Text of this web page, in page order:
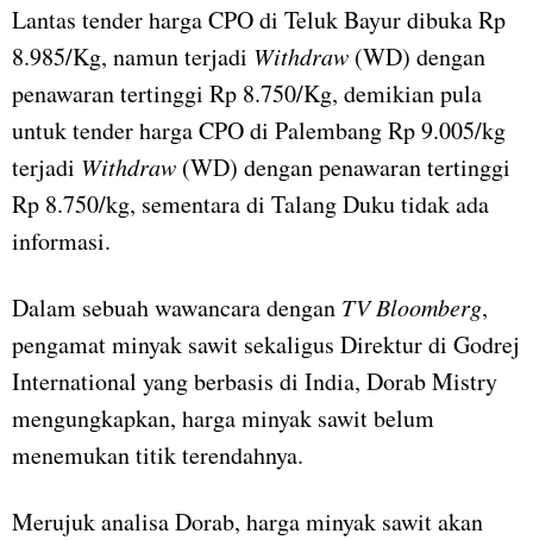
Lantas tender harga CPO di Teluk Bayur dibuka Rp
8.985/Kg, namun terjadi Withdraw (WD) dengan
penawaran tertinggi Rp 8.750/Kg, demikian pula
untuk tender harga CPO di Palembang Rp 9.005/kg
terjadi Withdraw (WD) dengan penawaran tertinggi
Rp 8.750/kg, sementara di Talang Duku tidak ada
informasi.
Dalam sebuah wawancara dengan TV Bloomberg,
pengamat minyak sawit sekaligus Direktur di Godrej
International yang berbasis di India, Dorab Mistry
mengungkapkan, harga minyak sawit belum
menemukan titik terendahnya.
Merujuk analisa Dorab, harga minyak sawit akan